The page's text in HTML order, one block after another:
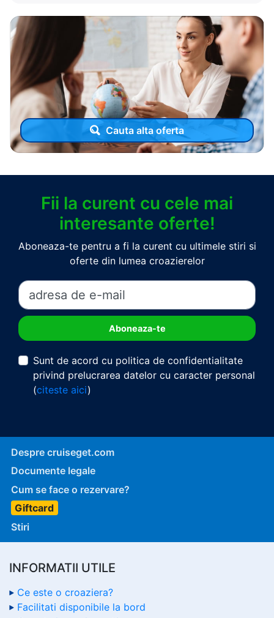
Cauta alta oferta
Fii la curent cu cele mai
interesante oferte!
Aboneaza-te pentru a fi la curent cu ultimele stiri si
oferte din lumea croazierelor
Sunt de acord cu politica de confidentialitate
privind prelucrarea datelor cu caracter personal
(citeste aici)
Despre cruiseget.com
Documente legale
Cum se face o rezervare?
Giftcard
Stiri
INFORMATII UTILE
Ce este o croaziera?
Facilitati disponibile la bord